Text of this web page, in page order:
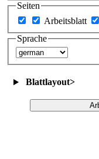
Seiten
Arbeitsblatt
Sprache
Blattlayout>